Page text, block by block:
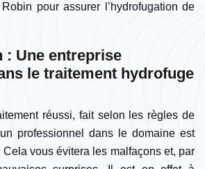
Robin pour assurer l’hydrofugation de
: Une entreprise
le traitement hydrofuge
réussi, fait selon les règles de
professionnel dans le domaine est
vous évitera les malfaçons et, par